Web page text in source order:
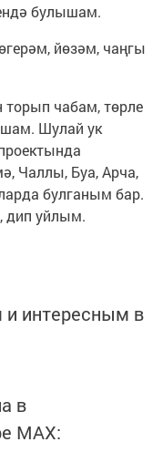
булышам.
йөзәм, чаңгы
торып чабам, төрле
Шулай ук
Чаллы, Буа, Арча,
булганым бар.
дип уйлым.
интересным в
в
MАХ: